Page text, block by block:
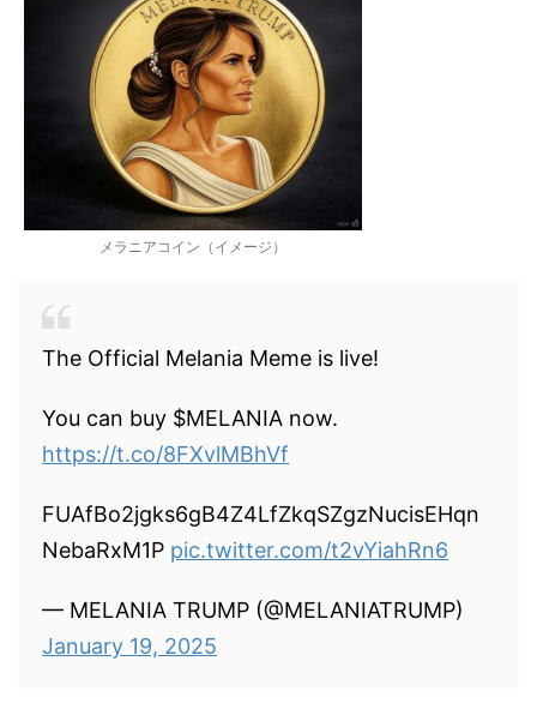
メラニアコイン（イメージ）
The Official Melania Meme is live!
You can buy $MELANIA now.
https://t.co/8FXvlMBhVf
FUAfBo2jgks6gB4Z4LfZkqSZgzNucisEHqn
NebaRxM1P pic.twitter.com/t2vYiahRn6
— MELANIA TRUMP (@MELANIATRUMP)
January 19, 2025